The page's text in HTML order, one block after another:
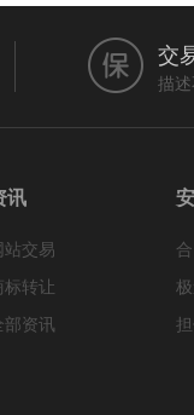
交
描
讯
站交易
标转让
部资讯